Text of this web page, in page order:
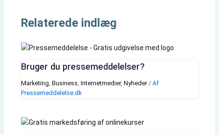
Relaterede indlæg
Bruger du pressemeddelelser?
Marketing Business Internetmedier, Nyheder/ Af
Pressemeddelelse.dk